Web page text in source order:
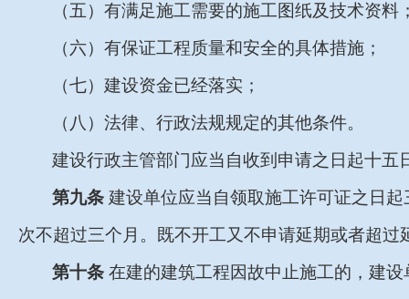
（五）有满足施工需要的施工图纸及技术资料
（六）有保证工程质量和安全的具体措施；
（七）建设资金已经落实；
（八）法律、行政法规规定的其他条件。
建设行政主管部门应当自收到申请之日起十
第九条 建设单位应当自领取施工许可证之日
次不超过三个月。既不开工又不申请延期或者超
第十条 在建的建筑工程因故中止施工的，建